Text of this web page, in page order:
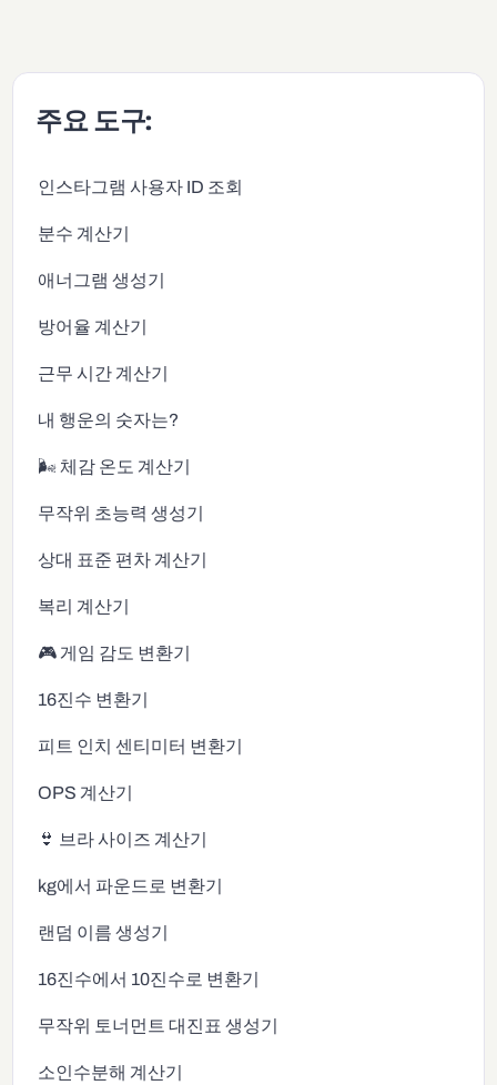
주요 도구:
인스타그램 사용자 ID 조회
분수 계산기
애너그램 생성기
방어율 계산기
근무 시간 계산기
내 행운의 숫자는?
🌬️ 체감 온도 계산기
무작위 초능력 생성기
상대 표준 편차 계산기
복리 계산기
🎮 게임 감도 변환기
16진수 변환기
피트 인치 센티미터 변환기
OPS 계산기
👙 브라 사이즈 계산기
kg에서 파운드로 변환기
랜덤 이름 생성기
16진수에서 10진수로 변환기
무작위 토너먼트 대진표 생성기
소인수분해 계산기